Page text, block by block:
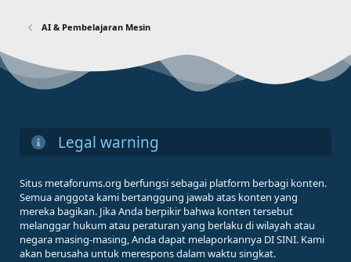
AI & Pembelajaran Mesin
Legal warning
Situs metaforums.org berfungsi sebagai platform berbagi konten.
Semua anggota kami bertanggung jawab atas konten yang
mereka bagikan. Jika Anda berpikir bahwa konten tersebut
melanggar hukum atau peraturan yang berlaku di wilayah atau
negara masing-masing, Anda dapat melaporkannya DI SINI. Kami
akan berusaha untuk merespons dalam waktu singkat.